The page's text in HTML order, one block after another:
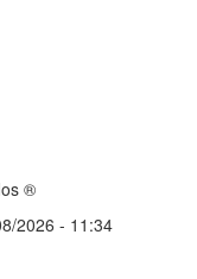
®
2026 - 11:34